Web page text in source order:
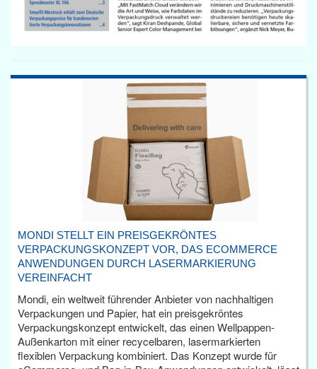
MONDI STELLT EIN PREISGEKRÖNTES
VERPACKUNGSKONZEPT VOR, DAS ECOMMERCE
ANWENDUNGEN DURCH LASERMARKIERUNG
VEREINFACHT
Mondi, ein weltweit führender Anbieter von nachhaltigen
Verpackungen und Papier, hat ein preisgekröntes
Verpackungskonzept entwickelt, das einen Wellpappen-
Außenkarton mit einer recycelbaren, lasermarkierten
flexiblen Verpackung kombiniert. Das Konzept wurde für